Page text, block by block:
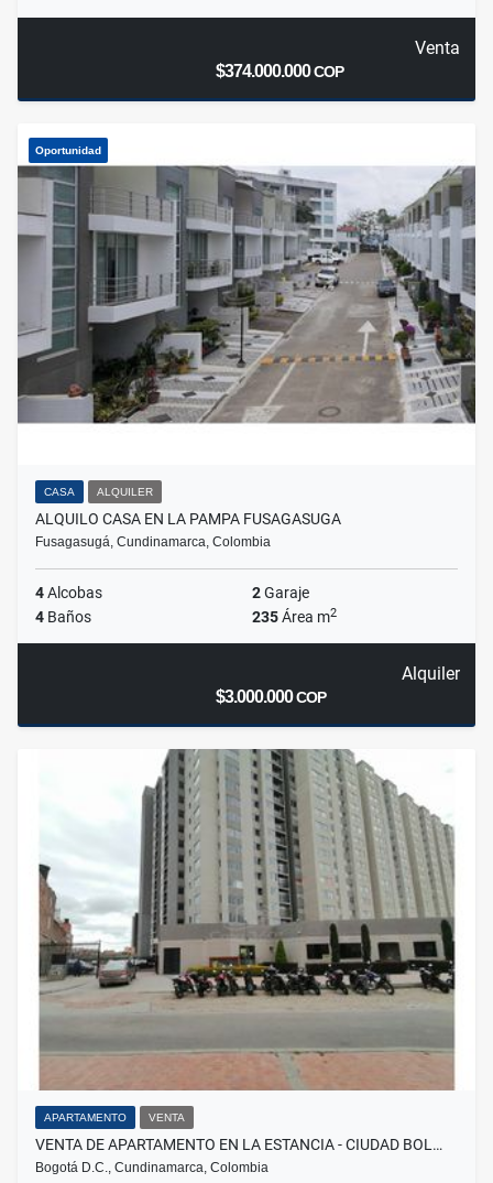
Venta
$374.000.000COP
Oportunidad
CASA ALQUILER
ALQUILO CASA EN LA PAMPA FUSAGASUGA
Fusagasugá, Cundinamarca, Colombia
4Alcobas 2Garaje
4 Baños 235Área m2
Alquiler
$3.000.000COP
APARTAMENTO VENTA
VENTA DE APARTAMENTO EN LA ESTANCIA - CIUDAD BOL…
Bogotá D.C., Cundinamarca, Colombia